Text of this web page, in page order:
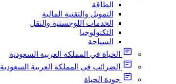
الطاقة
التمويل والتقنية المالية
الخدمات اللوجستية والنقل
التكنولوجيا
السياحة
الحياة في المملكة العربية السعودية
الضرائب في المملكة العربية السعودية
جودة الحياة